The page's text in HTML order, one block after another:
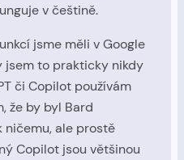
v češtině.
jsme měli v Google
jsem to prakticky nikdy
či Copilot používám
že by byl Bard
ničemu, ale prostě
Copilot jsou většinou